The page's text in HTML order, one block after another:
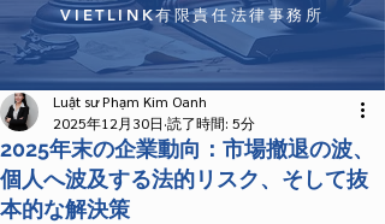
VIETLINK有限責任法律事務所
2025年末の企業動向：市場撤退の波、
個人へ波及する法的リスク、そして抜
本的な解決策
Luật sư Phạm Kim Oanh
2025年12月30日 読了時間: 5分